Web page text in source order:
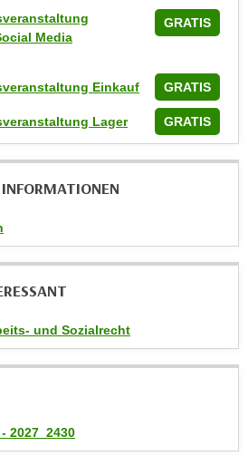
Media
GRATIS
Einkauf GRATIS
Lager GRATIS
und Sozialrecht
2027_2430